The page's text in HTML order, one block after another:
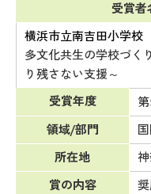
受賞者
横浜市立南吉田小学校
多文化共生の学校づく
り残さない支援～
受賞年度
領域/部門
所在地
賞の内容